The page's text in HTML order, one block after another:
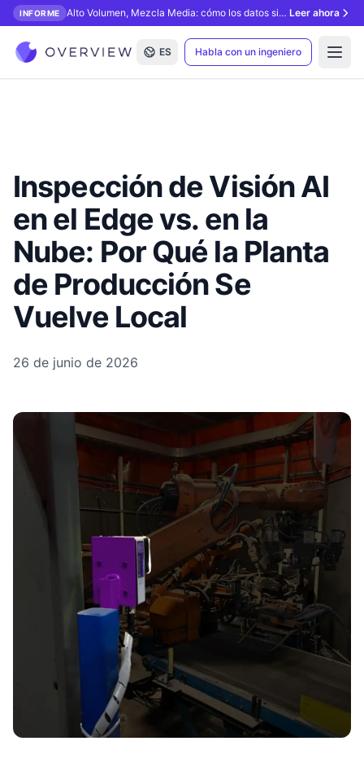
INFORME Alto Volumen, Mezcla Media: cómo los datos sintéticos desbloquean la inspección con IA. Leer ahora
ES Habla con un ingeniero
Inspección de Visión AI
en el Edge vs. en la
Nube: Por Qué la Planta
de Producción Se
Vuelve Local
26 de junio de 2026